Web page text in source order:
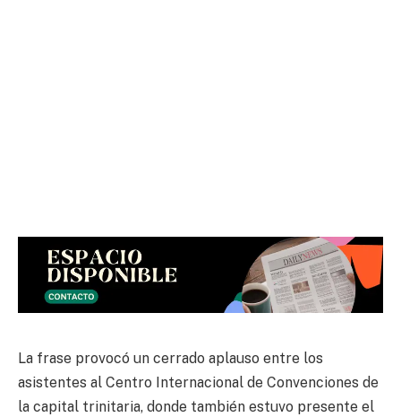
La frase provocó un cerrado aplauso entre los
asistentes al Centro Internacional de Convenciones de
la capital trinitaria, donde también estuvo presente el